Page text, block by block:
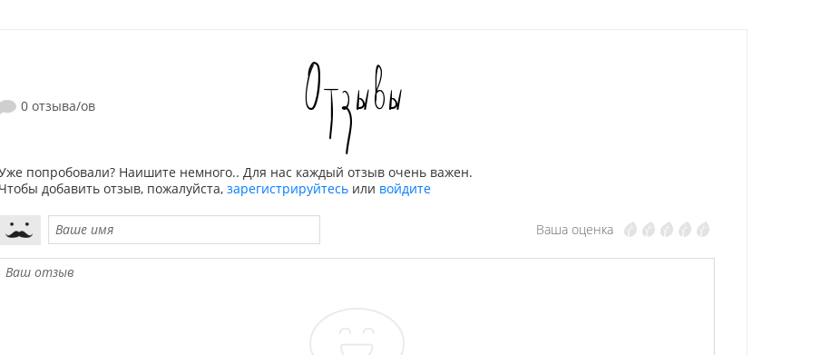
0 отзыва/ов Отзывы
попробовали? Наишите немного.. Для нас каждый отзыв очень важен.
Чтобы добавить отзыв, пожалуйста, зарегистрируйтесьили войдите
Ваша оценка